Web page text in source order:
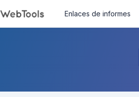
Enlaces de informes